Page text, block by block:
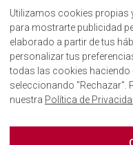
AGENCIA
20004,
Utilizamos cookies propias
para mostrarte publicidad
elaborado a partir de tus
personalizar tus
todas las cookies haciendo
seleccionando
nuestra Política de